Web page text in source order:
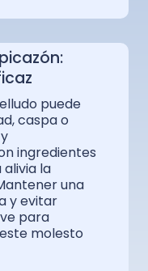
puede
caspa o
ingredientes
la
una
y evitar
para
molesto